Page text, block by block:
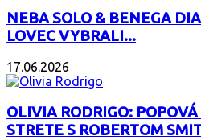
NEBA SOLO & BENEGA
LOVEC VYBRALI...
17.06.2026
OLIVIA RODRIGO:
STRETE S ROBERTOM